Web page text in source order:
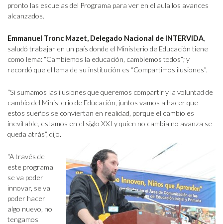
pronto las escuelas del Programa para ver en el aula los avances
alcanzados.
Emmanuel Tronc Mazet, Delegado Nacional de INTERVIDA
saludó trabajar en un país donde el Ministerio de Educación tiene
como lema: “Cambiemos la educación, cambiemos todos”; y
recordó que el lema de su institución es “Compartimos ilusiones”.
“Si sumamos las ilusiones que queremos compartir y la voluntad de
cambio del Ministerio de Educación, juntos vamos a hacer que
estos sueños se conviertan en realidad, porque el cambio es
inevitable, estamos en el siglo XXI y quien no cambia no avanza se
queda atrás”, dijo.
“A través de
este programa
se va poder
innovar, se va
poder hacer
algo nuevo, no
tengamos